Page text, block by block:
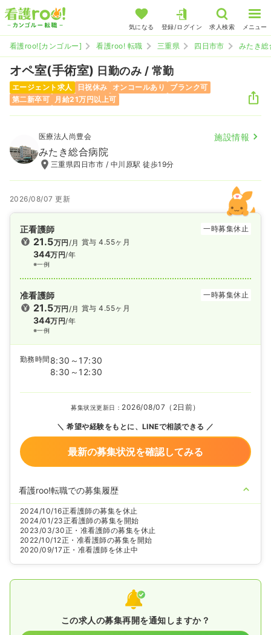
気になる 登録/ログイン 求人検索 メニュー
看護roo![カンゴルー] 看護roo! 転職 三重県 四日市市 みたき総
オペ室(手術室) 日勤のみ / 常勤
エージェント求人 日祝休み オンコールあり
ブランク可
第二新卒可
月給21万円以上可
医療法人尚豊会 施設情報
みたき総合病院
三重県四日市市 / 中川原駅 徒歩19分
2026/08/07 更新
正看護師 一時募集休止
21.5万円/月
344万円/年
※一例
賞与 4.55ヶ月
准看護師 一時募集休止
21.5万円/月
344万円/年
※一例
賞与 4.55ヶ月
勤務時間 8:30～17:30
8:30～12:30
募集状況更新日： 2026/08/07（2日前）
希望や経験をもとに、LINEで相談できる
最新の募集状況を確認してみる
看護roo!転職での募集履歴
2024/10/16正看護師の募集を休止
2024/01/23正看護師の募集を開始
2023/03/30正・准看護師の募集を休止
2022/10/12正・准看護師の募集を開始
2020/09/17正・准看護師を休止中
この求人の募集再開を通知しますか？